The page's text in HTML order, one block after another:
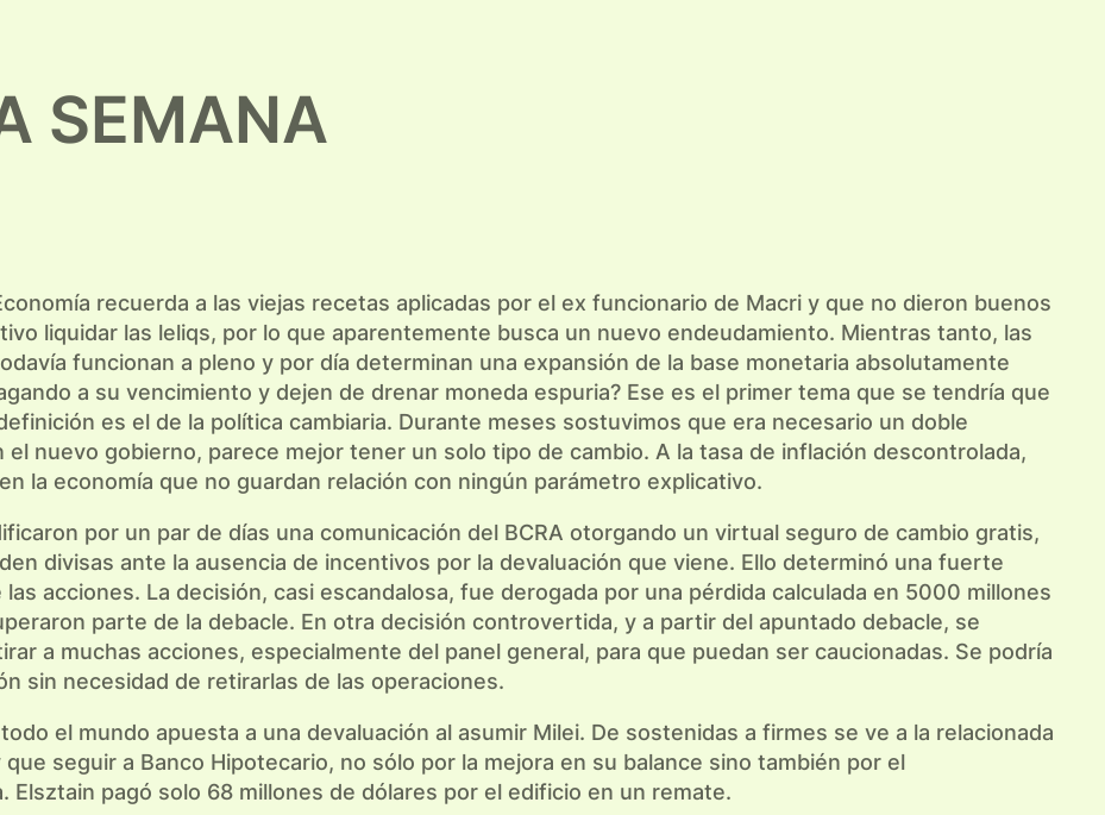
SEMANA
recuerda a las viejas recetas aplicadas por el ex funcionario de Macri y que no dieron buenos
liquidar las leliqs, por lo que aparentemente busca un nuevo endeudamiento. Mientras tanto, las
funcionan a pleno y por día determinan una expansión de la base monetaria absolutamente
a su vencimiento y dejen de drenar moneda espuria? Ese es el primer tema que se tendría que
es el de la política cambiaria. Durante meses sostuvimos que era necesario un doble
nuevo gobierno, parece mejor tener un solo tipo de cambio. A la tasa de inflación descontrolada,
la economía que no guardan relación con ningún parámetro explicativo.
por un par de días una comunicación del BCRA otorgando un virtual seguro de cambio gratis,
divisas ante la ausencia de incentivos por la devaluación que viene. Ello determinó una fuerte
acciones. La decisión, casi escandalosa, fue derogada por una pérdida calculada en 5000 millones
parte de la debacle. En otra decisión controvertida, y a partir del apuntado debacle, se
a muchas acciones, especialmente del panel general, para que puedan ser caucionadas. Se podría
sin necesidad de retirarlas de las operaciones.
el mundo apuesta a una devaluación al asumir Milei. De sostenidas a firmes se ve a la relacionada
seguir a Banco Hipotecario, no sólo por la mejora en su balance sino también por el
Elsztain pagó solo 68 millones de dólares por el edificio en un remate.